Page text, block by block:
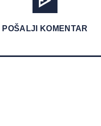
POŠALJI KOMENTAR